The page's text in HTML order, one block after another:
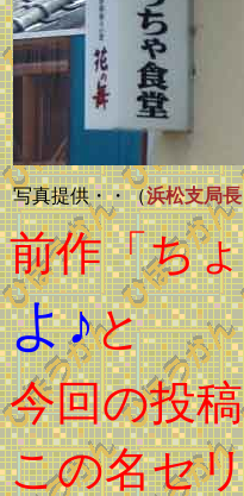
写真提供・・（浜松支局
前作「ち
よ♪と
今回の投
この名セ